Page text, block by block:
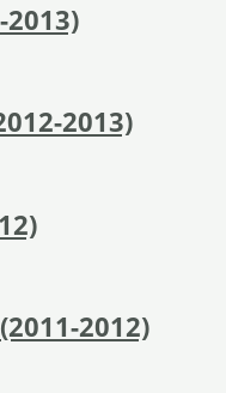
2013)
2013)
2012)